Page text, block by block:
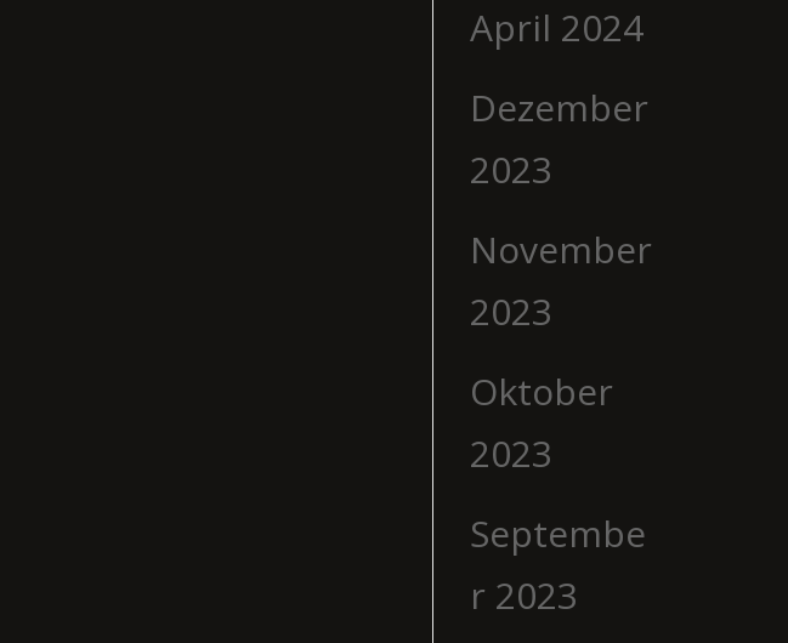
April 2024
Dezember
2023
November
2023
Oktober
2023
Septembe
r 2023